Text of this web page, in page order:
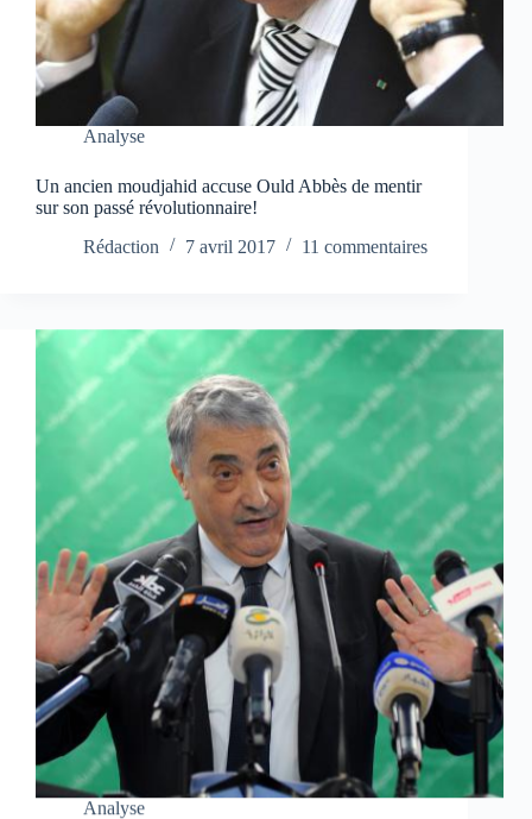
Analyse
Un ancien moudjahid accuse Ould Abbès de mentir
sur son passé révolutionnaire!
Rédaction
7 avril 2017 11 commentaires
Analyse